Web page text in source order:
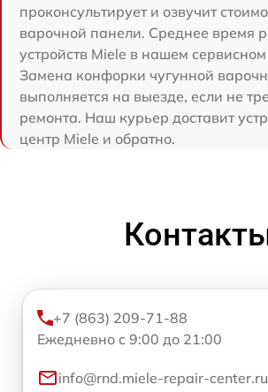
проконсультирует и озвучит
варочной панели. Среднее время
устройств Miele в нашем
Замена конфорки чугунной
выполняется на выезде, если не
ремонта. Наш курьер доставит
центр Miele и обратно.
+7 (863) 209-71-88
Ежедневно с 9:00 до 21:00
info@rnd.miele-repair-center.ru